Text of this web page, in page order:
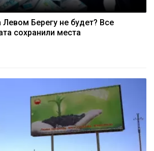
Берегу не будет? Все
сохранили места